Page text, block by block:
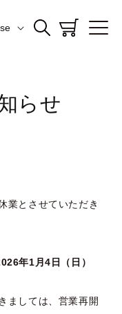
らせ
業とさせていただき
年1月4日（日）
ましては、営業再開